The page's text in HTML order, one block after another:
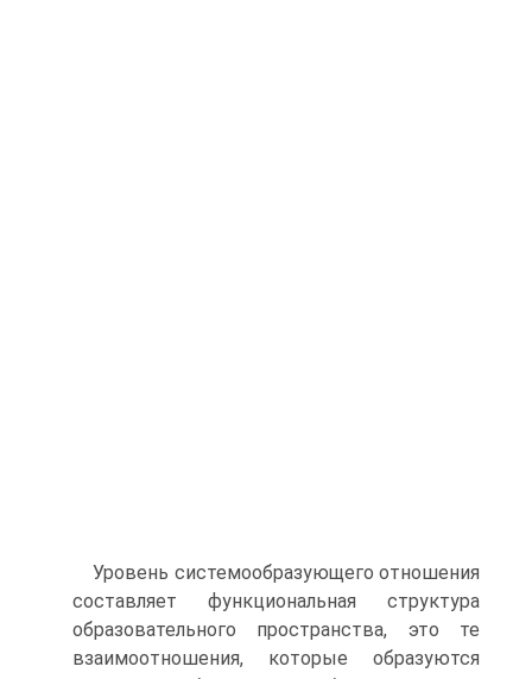
Уровень системообразующего отношения
составляет функциональная структура
образовательного пространства, это те
взаимоотношения, которые образуются